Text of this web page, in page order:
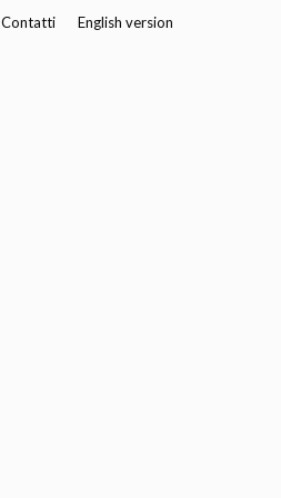
Contatti English version